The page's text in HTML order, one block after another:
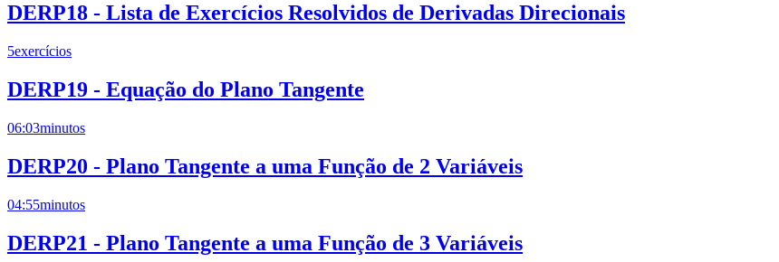
DERP18 - Lista de Exercícios Resolvidos de Derivadas Direcionais
5exercícios
DERP19 - Equação do Plano Tangente
06:03minutos
DERP20 - Plano Tangente a uma Função de 2 Variáveis
04:55minutos
DERP21 - Plano Tangente a uma Função de 3 Variáveis